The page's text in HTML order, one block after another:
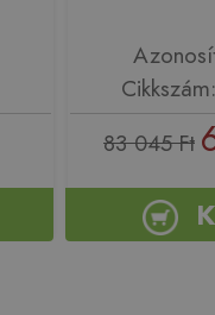
83 045 Ft